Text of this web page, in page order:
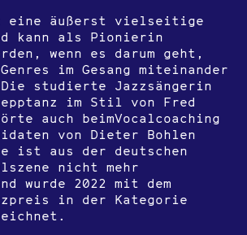
eine äußerst vielseitige
kann als Pionierin
wenn es darum geht,
im Gesang miteinander
studierte Jazzsängerin
im Stil von Fred
auch beimVocalcoaching
von Dieter Bohlen
ist aus der deutschen
nicht mehr
wurde 2022 mit dem
in der Kategorie